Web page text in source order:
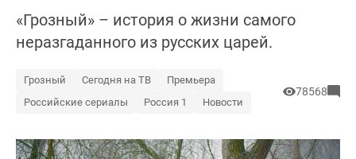
«Грозный» – история о жизни самого
неразгаданного из русских царей.
Грозный Сегодня на ТВ
Премьера
Российские сериалы
Россия 1 Новости
78568